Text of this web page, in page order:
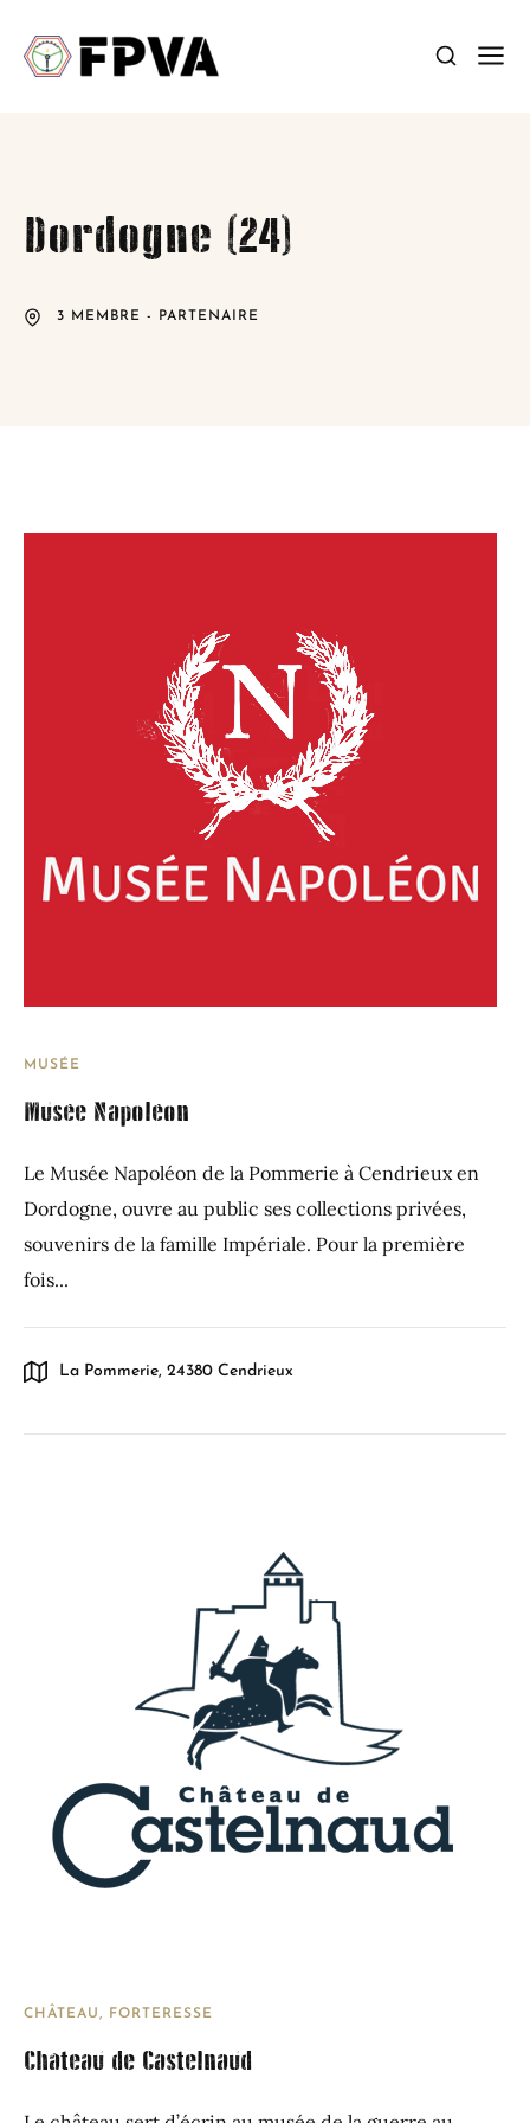
Dordogne (24)
3 MEMBRE - PARTENAIRE
MUSÉE
Musée Napoléon
Le Musée Napoléon de la Pommerie à Cendrieux en
Dordogne, ouvre au public ses collections privées,
souvenirs de la famille Impériale. Pour la première
fois...
La Pommerie, 24380 Cendrieux
CHÂTEAU, FORTERESSE
Château de Castelnaud